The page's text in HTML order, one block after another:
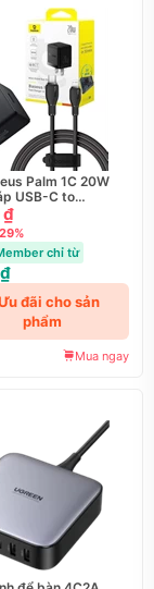
Palm 1C 20W
USB-C to
₫
chỉ từ
đãi cho sản
phẩm
Mua ngay